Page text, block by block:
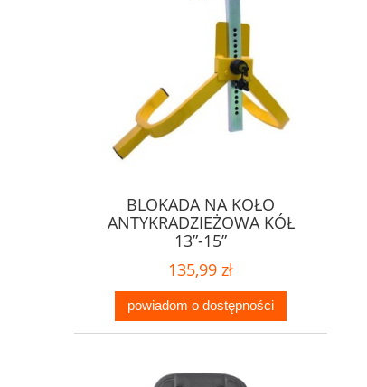
BLOKADA NA KOŁO
ANTYKRADZIEŻOWA KÓŁ
13”-15”
135,99 zł
powiadom o dostępności